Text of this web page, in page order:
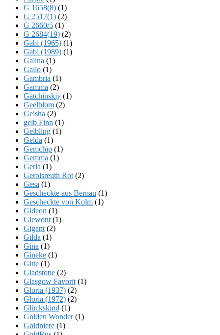
G 1658(8) (1)
G 2517(1) (2)
G 2660/5 (1)
G 2684(19) (2)
Gabi (1965) (1)
Gabi (1989) (1)
Galina (1)
Gallo (1)
Gambria (1)
Gamma (2)
Gatchinskiy (1)
Geelblom (2)
Geisha (2)
gelb Finn (1)
Gelbling (1)
Gelda (1)
Gemchip (1)
Gemma (1)
Gerla (1)
Gerolsreuth Rot (2)
Gesa (1)
Gescheckte aus Bernau (1)
Gescheckte von Kolm (1)
Gideon (1)
Giewont (1)
Gigant (2)
Gilda (1)
Gina (1)
Gineke (1)
Gitte (1)
Gladstone (2)
Glasgow Favorit (1)
Gloria (1937) (2)
Gloria (1972) (2)
Glückskind (1)
Golden Wonder(1)
Goldniere (1)